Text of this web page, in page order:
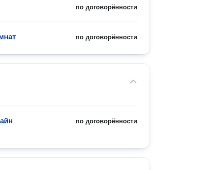
по договорённости
по договорённости
по договорённости